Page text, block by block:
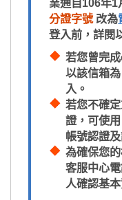
分證字號改為
登入前，詳閱
若您曾完
以該信箱
入。
若您不確
證，可使
帳號認證及
為確保您
客服中心
人確認基